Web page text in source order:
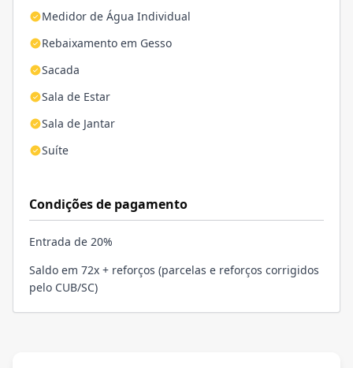
Medidor de Água Individual
Rebaixamento em Gesso
Sacada
Sala de Estar
Sala de Jantar
Suíte
Condições de pagamento
Entrada de 20%
Saldo em 72x + reforços (parcelas e reforços corrigidos
pelo CUB/SC)